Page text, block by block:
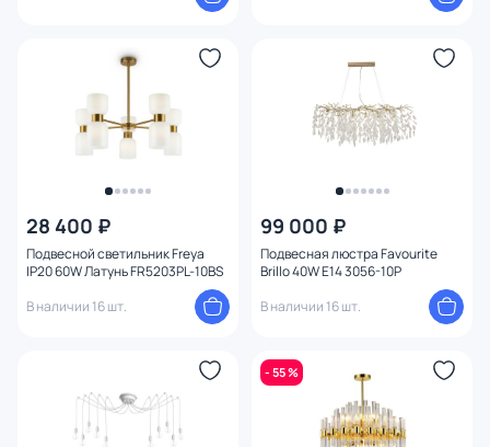
28 400 ₽
Подвесной светильник Freya
IP20 60W Латунь FR5203PL-10BS
В наличии 16 шт.
99 000 ₽
Подвесная люстра Favourite
Brillo 40W E14 3056-10P
В наличии 16 шт.
- 55 %